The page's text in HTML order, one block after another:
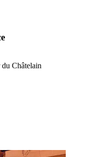
Châtelain